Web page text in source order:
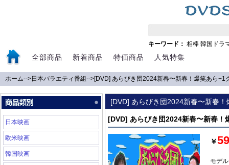
キーワード： 相棒 韓国ドラ
全部商品 新着商品 特価商品 人気特集
ホーム-->日本バラエティ番組-->[DVD] あらびき団2024新春〜新春！爆笑あら−1
日本映画
欧米映画
韓国映画
[DVD] あらびき団2024新春〜新春
[DVD] あらびき団2024新春〜新春！
￥
モデ